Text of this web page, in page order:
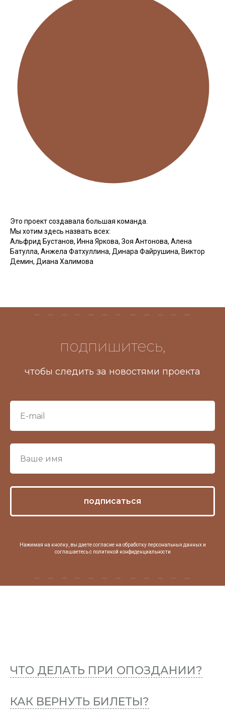
Это проект создавала большая команда.
Мы хотим здесь назвать всех:
Альфрид Бустанов, Инна Яркова, Зоя Антонова, Алена
Батулла, Анжела Фатхуллина, Динара Файрушина, Виктор
Демин, Диана Халимова
подпишитесь,
чтобы следить за новостями проекта
подписаться
Нажимая на кнопку, вы даете согласие на обработку персональных данных и
соглашаетесь c политикой конфиденциальности
ЧТО ДЕЛАТЬ ПРИ ОПОЗДАНИИ?
КАК ВЕРНУТЬ БИЛЕТЫ?